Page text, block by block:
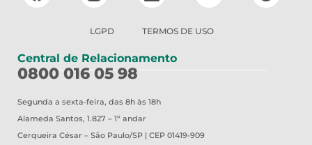
LGPD TERMOS DE USO
Central de Relacionamento
0800 016 05 98
Segunda a sexta-feira, das 8h às 18h
Alameda Santos, 1.827 – 1º andar
Cerqueira César – São Paulo/SP | CEP 01419-909